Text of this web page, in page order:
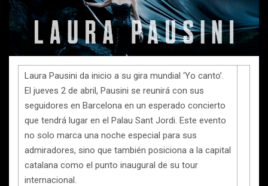
Laura Pausini da inicio a su gira mundial ‘Yo canto’.
El jueves 2 de abril, Pausini se reunirá con sus
seguidores en Barcelona en un esperado concierto
que tendrá lugar en el Palau Sant Jordi. Este evento
no solo marca una noche especial para sus
admiradores, sino que también posiciona a la capital
catalana como el punto inaugural de su tour
internacional.